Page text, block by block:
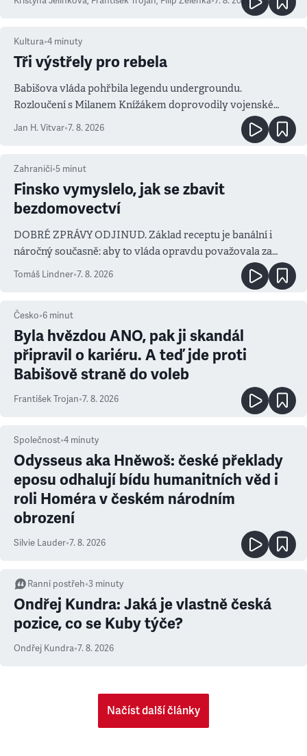
Kultura•4 minuty
Tři výstřely pro rebela
Babišova vláda pohřbila legendu undergroundu.
Rozloučení s Milanem Knížákem doprovodily vojenské
salvy i kritika pokrokářů
Jan H. Vitvar•7. 8. 2026
Zahraničí•5 minut
Finsko vymyslelo, jak se zbavit
bezdomovectví
DOBRÉ ZPRÁVY ODJINUD. Základ receptu je banální i
náročný současně: aby to vláda opravdu považovala za
prioritu
Tomáš Lindner•7. 8. 2026
Česko•6 minut
Byla hvězdou ANO, pak ji skandál
připravil o kariéru. A teď jde proti
Babišově straně do voleb
František Trojan•7. 8. 2026
Společnost•4 minuty
Odysseus aka Hněwoš: české překlady
eposu odhalují bídu humanitních věd i
roli Homéra v českém národním
obrození
Silvie Lauder•7. 8. 2026
Ranní postřeh•3 minuty
Ondřej Kundra: Jaká je vlastně česká
pozice, co se Kuby týče?
Ondřej Kundra•7. 8. 2026
Načíst další články